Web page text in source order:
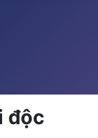
độc